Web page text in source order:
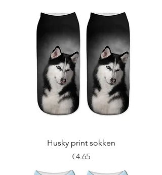
Husky print sokken
Price
€4.65